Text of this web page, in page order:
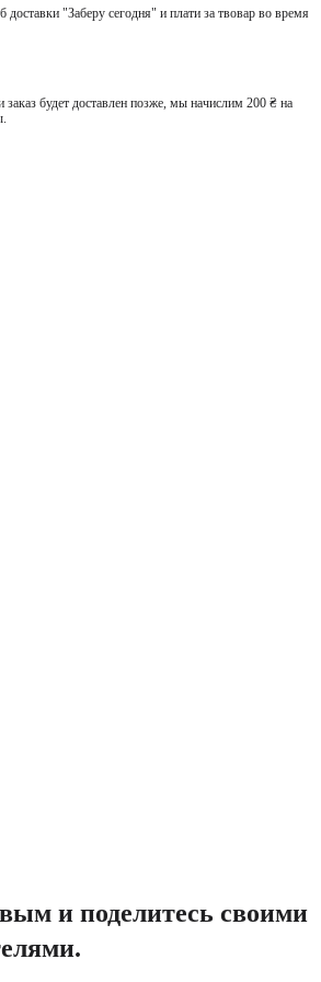
"Заберу сегодня" и плати за твовар во время
заказ будет доставлен позже, мы начислим 200 ₴ на
и поделитесь своими